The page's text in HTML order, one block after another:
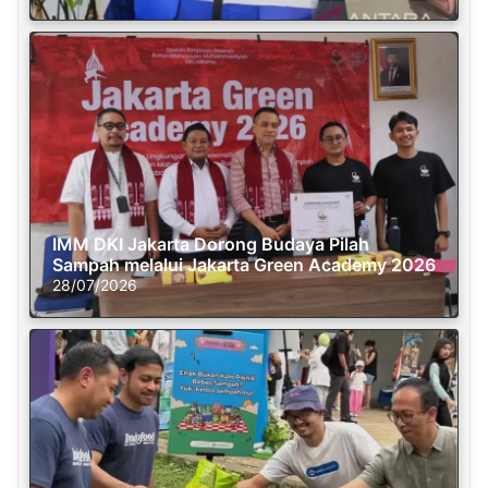
IMM DKI Jakarta Dorong Budaya Pilah
Sampah melalui Jakarta Green Academy 2026
28/07/2026